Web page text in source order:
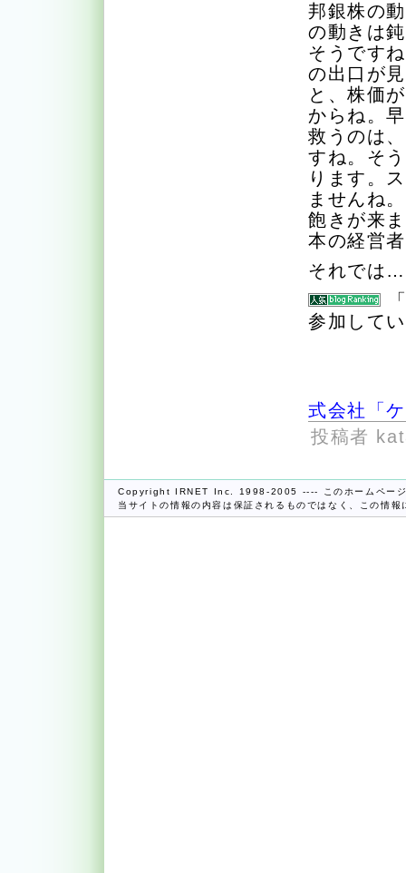
邦銀株の
の動きは
そうです
の出口が
と、株価
からね。
救うのは
すね。そ
ります。
ませんね
飽きが来
本の経営
それでは
参加して
式会社「
投稿者
Copyright IRNET Inc. 1998-2005 ---- このホームページ
当サイトの情報の内容は保証されるものではなく、この情